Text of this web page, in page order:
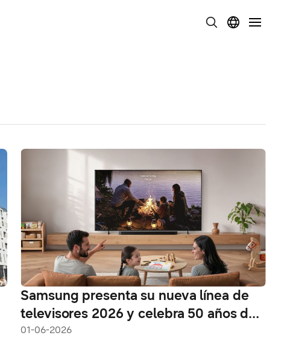
Samsung presenta su nueva línea de
televisores 2026 y celebra 50 años de
innovación en la región
01-06-2026